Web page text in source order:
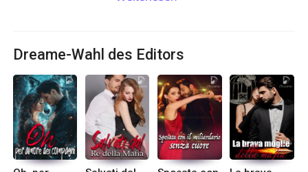
Dreame-Wahl des Editors